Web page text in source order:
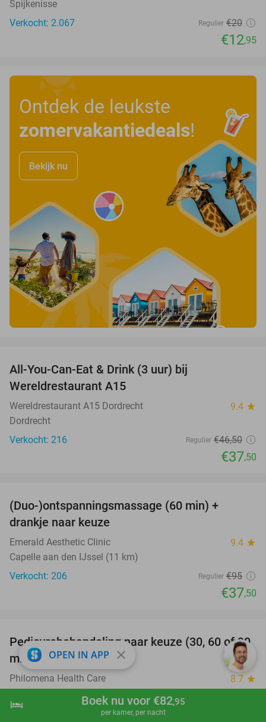
shopping_cart Boek nu
hotel Boek nu voor €82,95
per kamer, per nacht
Spijkenisse
Verkocht: 2.067
Regulier €20
€12,95
Ontdek de leukste
zomervakantiedeals!
Bekijk nu
All-You-Can-Eat & Drink (3 uur) bij
Wereldrestaurant A15
Wereldrestaurant A15 Dordrecht 9.4 star
Dordrecht
Verkocht: 216
Regulier €46,50
€37,50
(Duo-)ontspanningsmassage (60 min) +
drankje naar keuze
Emerald Aesthetic Clinic 9.4 star
Capelle aan den IJssel (11 km)
Verkocht: 206
Regulier €95
€37,50
53%
Pedicurebehandeling naar keuze (30, 60 of 90
min)
Philomena Health Care 8.7 star
Verkocht: 181
OPEN IN APP close